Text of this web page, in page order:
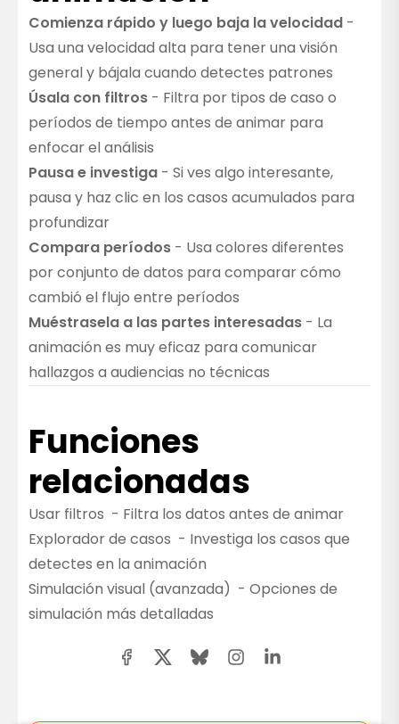
Comienza rápido y luego baja la velocidad -
Usa una velocidad alta para tener una visión
general y bájala cuando detectes patrones
Úsala con filtros - Filtra por tipos de caso o
períodos de tiempo antes de animar para
enfocar el análisis
Pausa e investiga - Si ves algo interesante,
pausa y haz clic en los casos acumulados para
profundizar
Compara períodos - Usa colores diferentes
por conjunto de datos para comparar cómo
cambió el flujo entre períodos
Muéstrasela a las partes interesadas - La
animación es muy eficaz para comunicar
hallazgos a audiencias no técnicas
Funciones
relacionadas
Usar filtros - Filtra los datos antes de animar
Explorador de casos - Investiga los casos que
detectes en la animación
Simulación visual (avanzada) - Opciones de
simulación más detalladas